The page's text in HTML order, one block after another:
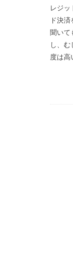
レジ
ド決
聞いて
し、
度は